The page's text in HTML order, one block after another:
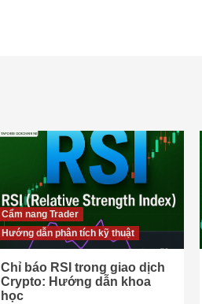
Cẩm nang Trader
Hướng dẫn phân tích kỹ thuật
Chỉ báo RSI trong giao dịch
Crypto: Hướng dẫn khoa
học